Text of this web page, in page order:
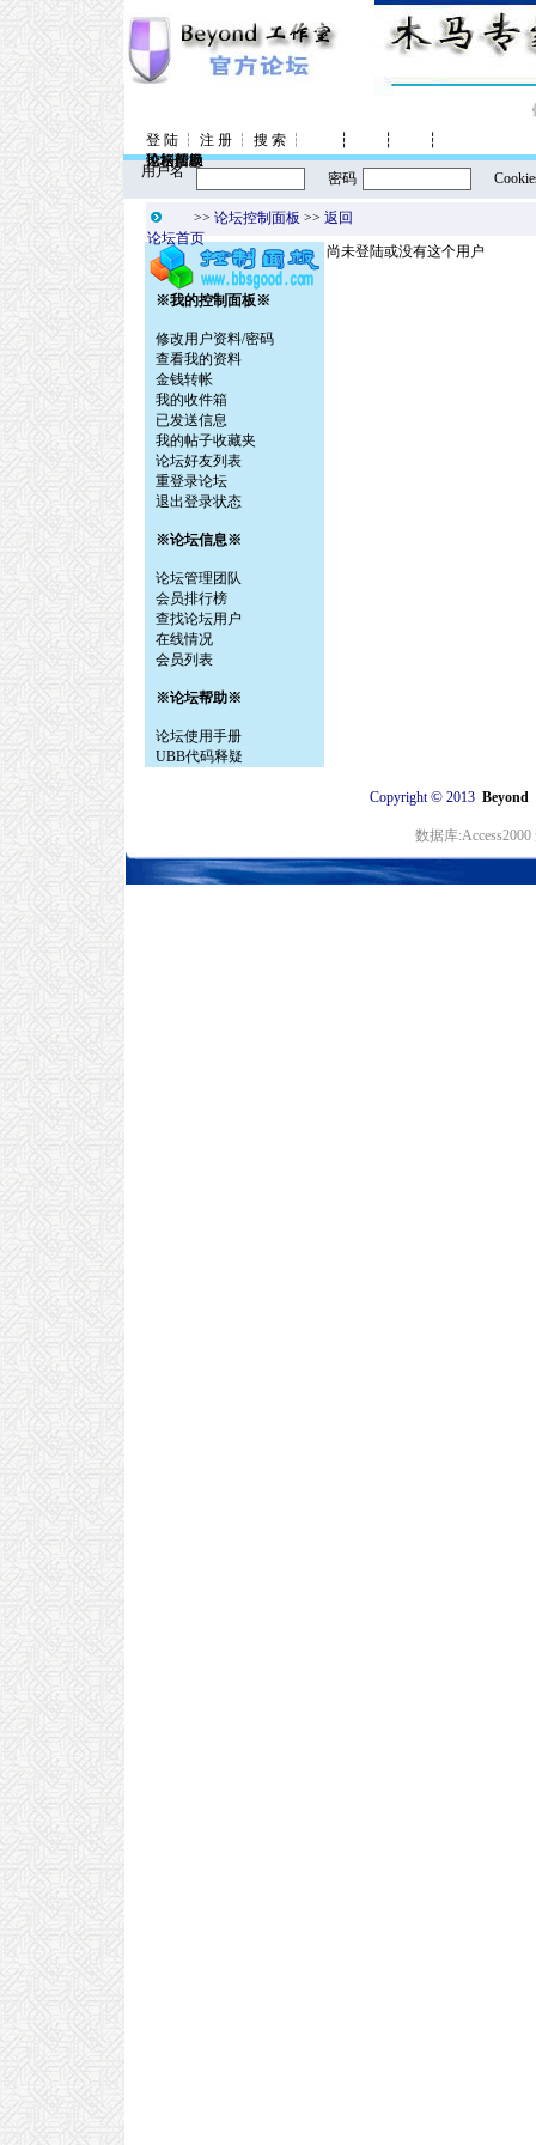
登 陆┆ 注 册┆ 搜 索┆
控制面板
┆
论坛信息
┆
风格转换
┆
论坛帮助
用户名 密码
论坛首页
>> 论坛控制面板 >> 返回
※我的控制面板※
修改用户资料/密码
查看我的资料
金钱转帐
我的收件箱
已发送信息
我的帖子收藏夹
论坛好友列表
重登录论坛
退出登录状态
※论坛信息※
论坛管理团队
会员排行榜
查找论坛用户
在线情况
会员列表
※论坛帮助※
论坛使用手册
UBB代码释疑
尚未登陆或没有这个用户
Copyright©2013
数据库